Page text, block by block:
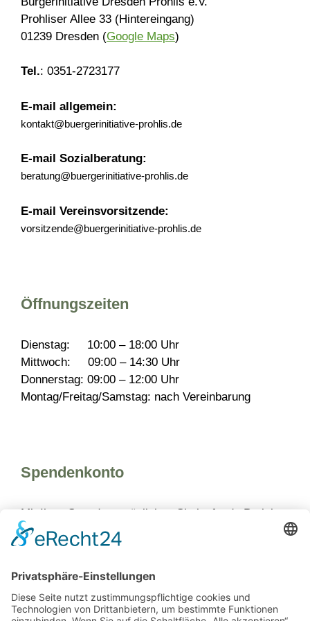
Prohliser Allee 33 (Hintereingang)
01239 Dresden (Google Maps)
Tel.: 0351-2723177
E-mail allgemein:
kontakt@buergerinitiative-prohlis.de
E-mail Sozialberatung:
beratung@buergerinitiative-prohlis.de
E-mail Vereinsvorsitzende:
vorsitzende@buergerinitiative-prohlis.de
Öffnungszeiten
Dienstag: 10:00 – 18:00 Uhr
Mittwoch: 09:00 – 14:30 Uhr
Donnerstag: 09:00 – 12:00 Uhr
Montag/Freitag/Samstag: nach Vereinbarung
Spendenkonto
Mit Ihrer Spende ermöglichen Sie laufende Projekte
schnell und unbürokratisch zu organisieren, da
diese auch nur durch Spenden finanziert werden
Bürgerinitiative Prohlis
Ostsächsische Sparkasse Dresden